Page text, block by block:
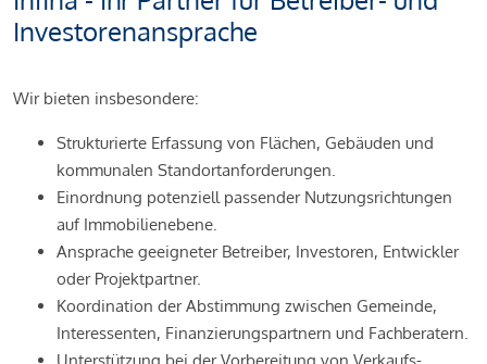
Investorenansprache
Wir bieten insbesondere:
Strukturierte Erfassung von Flächen, Gebäuden und
kommunalen Standortanforderungen.
Einordnung potenziell passender Nutzungsrichtungen
auf Immobilienebene.
Ansprache geeigneter Betreiber, Investoren, Entwickler
oder Projektpartner.
Koordination der Abstimmung zwischen Gemeinde,
Interessenten, Finanzierungspartnern und Fachberatern.